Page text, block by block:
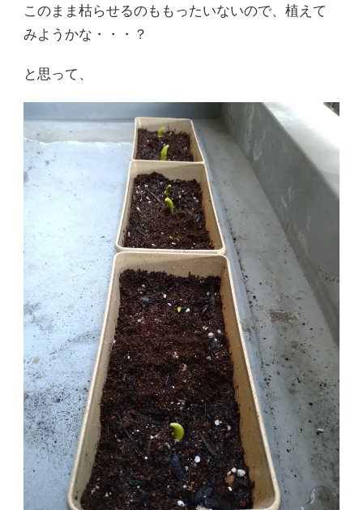
このまま枯らせるのももったいないので、植えて
みようかな・・・？
と思って、